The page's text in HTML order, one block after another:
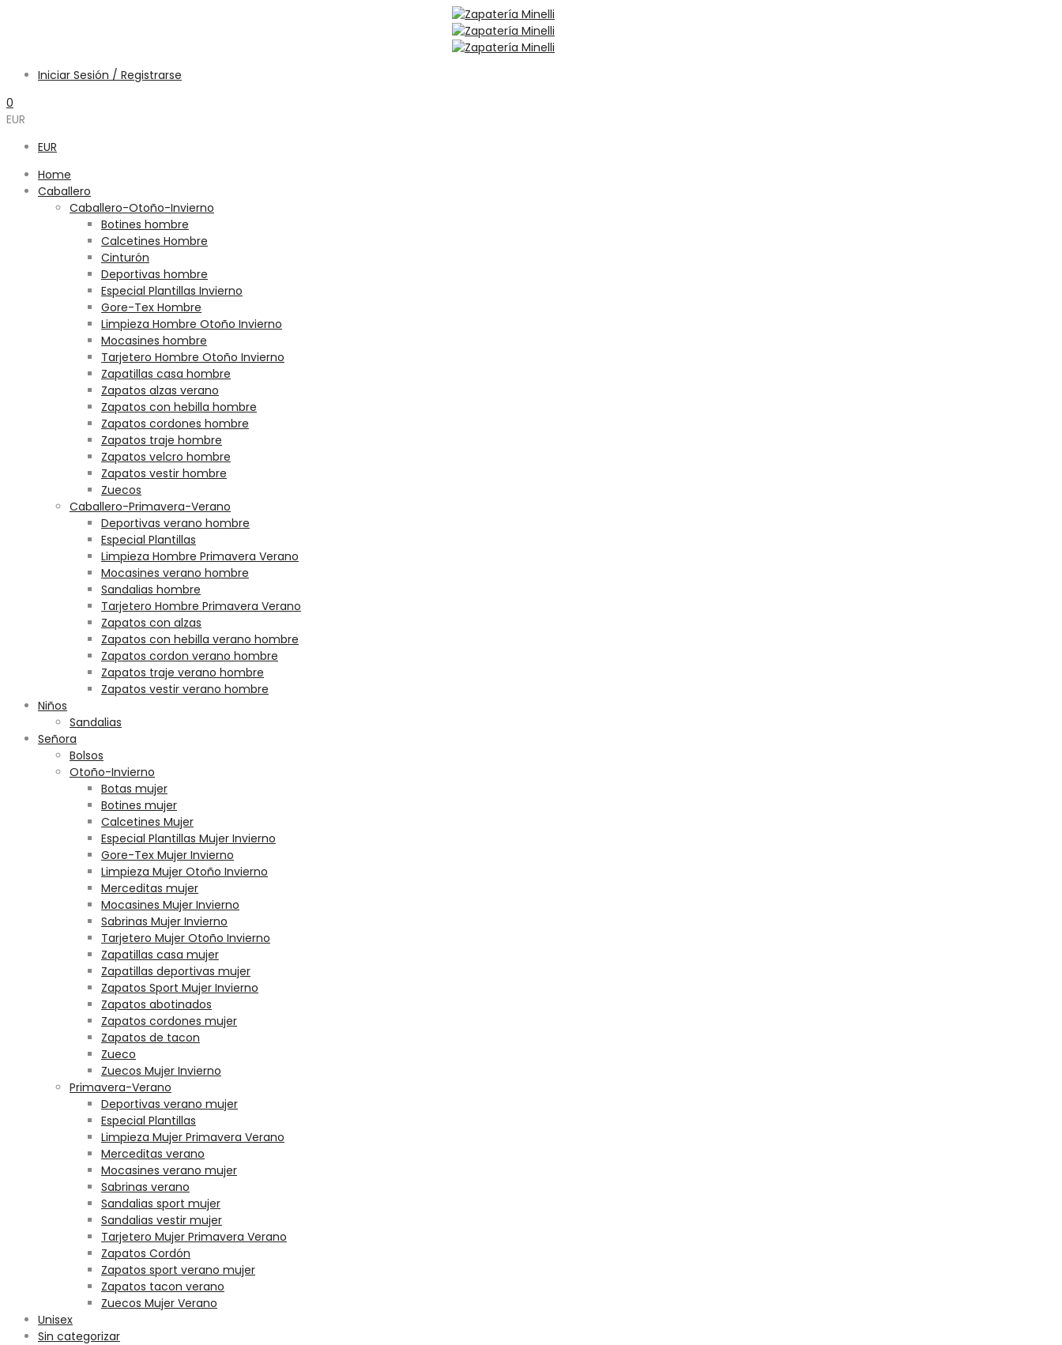
Iniciar Sesión / Registrarse
0
EUR
EUR
Home
Caballero
Caballero-Otoño-Invierno
Botines hombre
Calcetines Hombre
Cinturón
Deportivas hombre
Especial Plantillas Invierno
Gore-Tex Hombre
Limpieza Hombre Otoño Invierno
Mocasines hombre
Tarjetero Hombre Otoño Invierno
Zapatillas casa hombre
Zapatos alzas verano
Zapatos con hebilla hombre
Zapatos cordones hombre
Zapatos traje hombre
Zapatos velcro hombre
Zapatos vestir hombre
Zuecos
Caballero-Primavera-Verano
Deportivas verano hombre
Especial Plantillas
Limpieza Hombre Primavera Verano
Mocasines verano hombre
Sandalias hombre
Tarjetero Hombre Primavera Verano
Zapatos con alzas
Zapatos con hebilla verano hombre
Zapatos cordon verano hombre
Zapatos traje verano hombre
Zapatos vestir verano hombre
Niños
Sandalias
Señora
Bolsos
Otoño-Invierno
Botas mujer
Botines mujer
Calcetines Mujer
Especial Plantillas Mujer Invierno
Gore-Tex Mujer Invierno
Limpieza Mujer Otoño Invierno
Merceditas mujer
Mocasines Mujer Invierno
Sabrinas Mujer Invierno
Tarjetero Mujer Otoño Invierno
Zapatillas casa mujer
Zapatillas deportivas mujer
Zapatos Sport Mujer Invierno
Zapatos abotinados
Zapatos cordones mujer
Zapatos de tacon
Zueco
Zuecos Mujer Invierno
Primavera-Verano
Deportivas verano mujer
Especial Plantillas
Limpieza Mujer Primavera Verano
Merceditas verano
Mocasines verano mujer
Sabrinas verano
Sandalias sport mujer
Sandalias vestir mujer
Tarjetero Mujer Primavera Verano
Zapatos Cordón
Zapatos sport verano mujer
Zapatos tacon verano
Zuecos Mujer Verano
Unisex
Sin categorizar